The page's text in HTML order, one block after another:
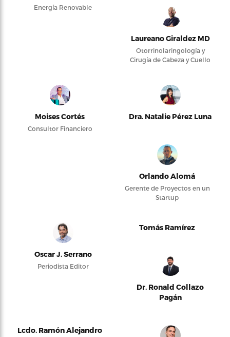
Energía Renovable
Laureano Giraldez MD
Otorrinolaringología y
Cirugía de Cabeza y Cuello
Moises Cortés
Consultor Financiero
Dra. Natalie Pérez Luna
Orlando Alomá
Gerente de Proyectos en un
Startup
Oscar J. Serrano
Periodista Editor
Tomás Ramírez
Dr. Ronald Collazo
Pagán
Lcdo. Ramón Alejandro